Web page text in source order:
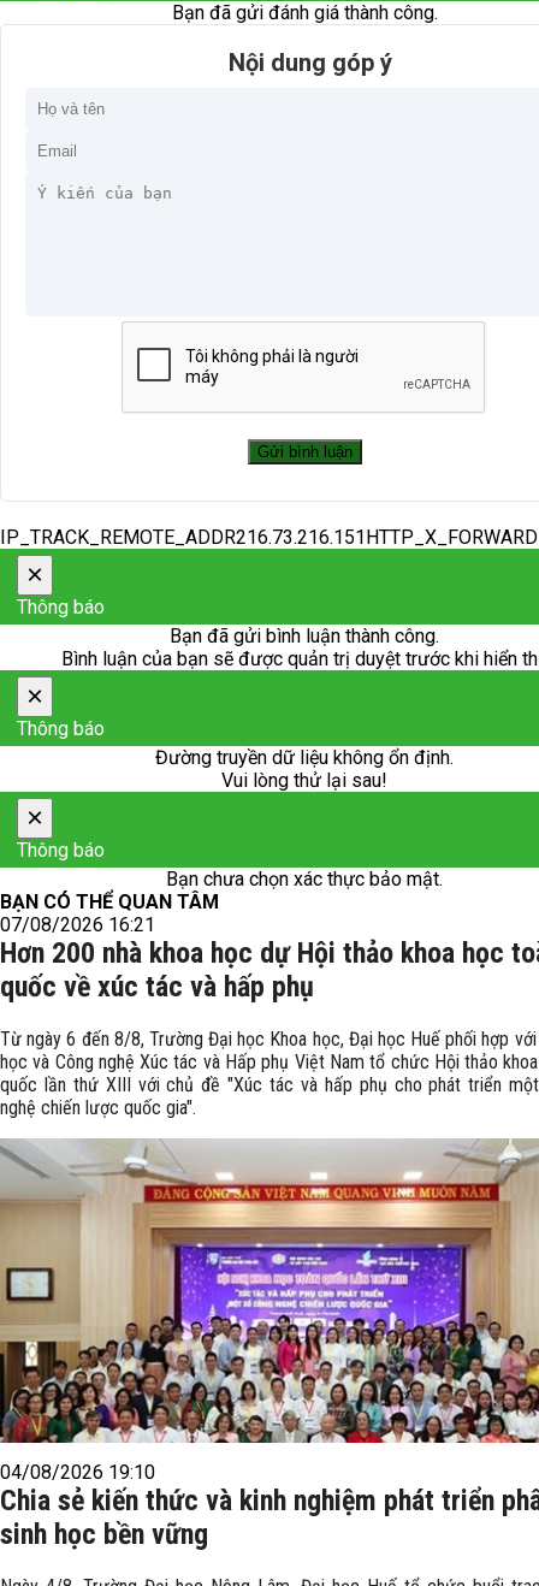
Bạn đã gửi đánh giá thành công.
Nội dung góp ý
×
Thông báo
Bạn đã gửi bình luận thành công.
Bình luận của bạn sẽ được quản trị duyệt trước khi hiển
×
Thông báo
Đường truyền dữ liệu không ổn định.
Vui lòng thử lại sau!
×
Thông báo
Bạn chưa chọn xác thực bảo mật.
BẠN CÓ THỂ QUAN TÂM
07/08/2026 16:21
Hơn 200 nhà khoa học dự Hội thảo khoa học
quốc về xúc tác và hấp phụ
Từ ngày 6 đến 8/8, Trường Đại học Khoa học, Đại học Huế phối hợp
học và Công nghệ Xúc tác và Hấp phụ Việt Nam tổ chức Hội thảo
quốc lần thứ XIII với chủ đề "Xúc tác và hấp phụ cho phát triển
nghệ chiến lược quốc gia".
04/08/2026 19:10
Chia sẻ kiến thức và kinh nghiệm phát triển
sinh học bền vững